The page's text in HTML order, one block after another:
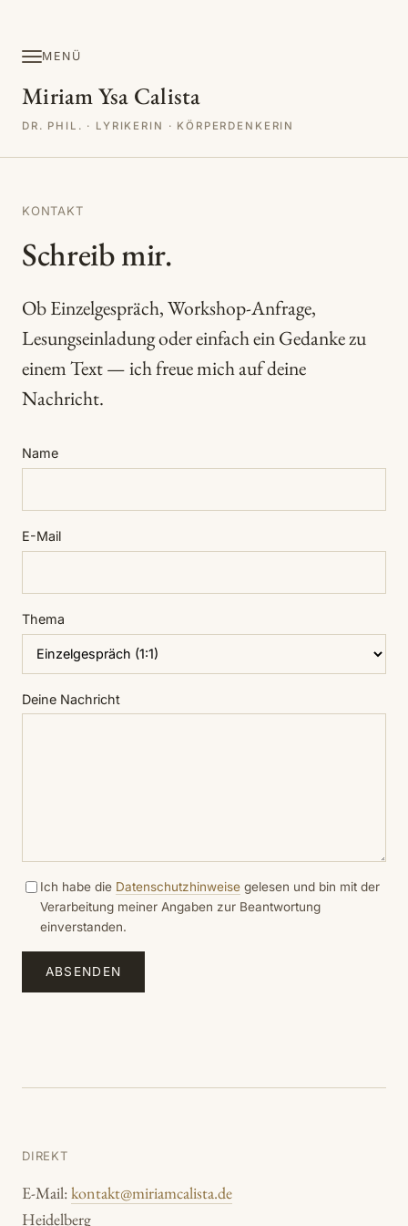
MENÜ
Miriam Ysa Calista
DR. PHIL. · LYRIKERIN · KÖRPERDENKERIN
KONTAKT
Schreib mir.
Ob Einzelgespräch, Workshop-Anfrage,
Lesungseinladung oder einfach ein Gedanke zu
einem Text — ich freue mich auf deine
Nachricht.
Name
E-Mail
Thema
Deine Nachricht
Ich habe die Datenschutzhinweise gelesen und bin mit der
Verarbeitung meiner Angaben zur Beantwortung
einverstanden.
ABSENDEN
DIREKT
E-Mail:kontakt@miriamcalista.de
Heidelberg